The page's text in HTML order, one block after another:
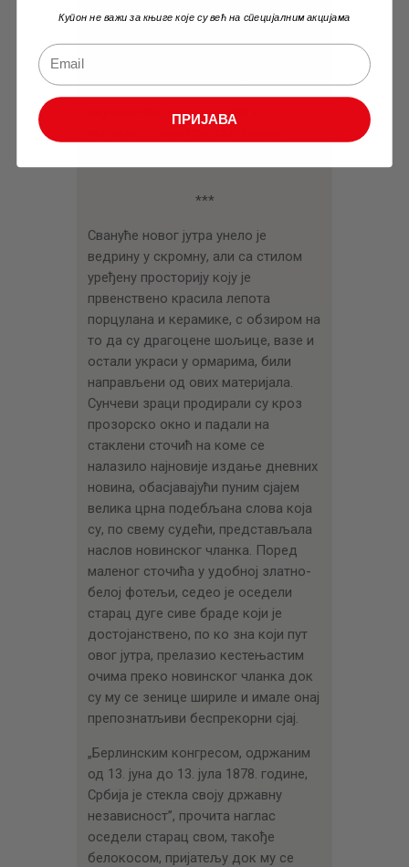
Бука и жамор поново освојише
Иванковац – историја Срба је овога
словима, а њени писци били су
неуништиви, неустрашиви и
***
Свануће новог јутра унело је
ведрину у скромну, али са стилом
уређену просторију коју је
првенствено красила лепота
порцулана и керамике, с обзиром на
то да су драгоцене шољице, вазе и
остали украси у ормарима, били
направљени од ових материјала.
Сунчеви зраци продирали су кроз
прозорско окно и падали на
стаклени сточић на коме се
налазило најновије издање дневних
новина, обасјавајући пуним сјајем
велика црна подебљана слова која
су, по свему судећи, представљала
наслов новинског чланка. Поред
маленог сточића у удобној златно-
белој фотељи, седео је оседели
старац дуге сиве браде који је
достојанствено, по ко зна који пут
овог јутра, прелазио кестењастим
очима преко новинског чланка док
су му се зенице шириле и имале онај
препознатљиви беспрекорни сјај.
„Берлинским конгресом, одржаним
од 13. јуна до 13. јула 1878. године,
Србија је стекла своју државну
независност”, прочита наглас
оседели старац свом, такође
белокосом, пријатељу док му се
Купон не важи за књиге које су већ на специјалним акцијама
ПРИЈАВА